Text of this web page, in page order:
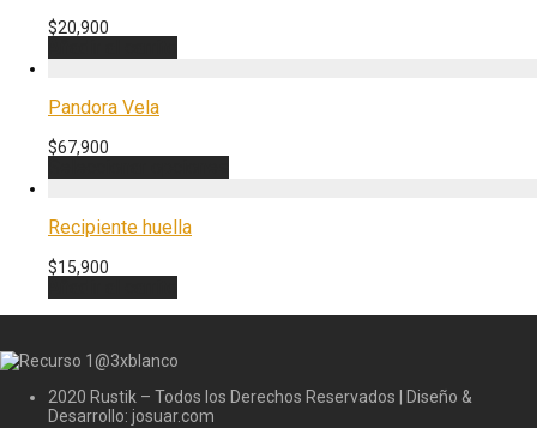
$20,900
Pandora Vela
$67,900
producto
pueden
página
Recipiente huella
$15,900
2020 Rustik – Todos los Derechos Reservados | Diseño &
Desarrollo: josuar.com